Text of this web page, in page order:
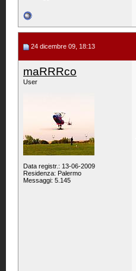
24 dicembre 09, 18:13
maRRRco
User
Data registr.: 13-06-2009
Residenza: Palermo
Messaggi: 5.145